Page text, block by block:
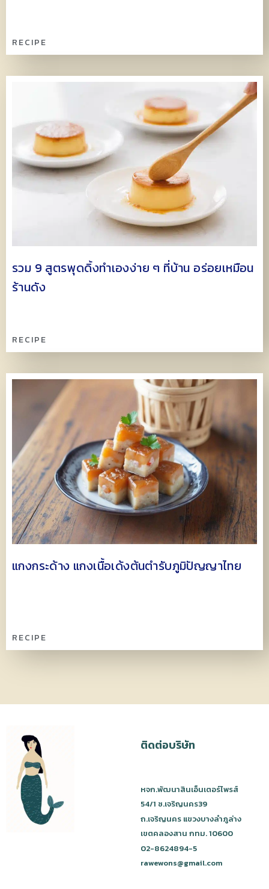
RECIPE
รวม 9 สูตรพุดดิ้งทำเองง่าย ๆ ที่บ้าน อร่อยเหมือน
ร้านดัง
RECIPE
แกงกระด้าง แกงเนื้อเด้งต้นตำรับภูมิปัญญาไทย
RECIPE
ติดต่อบริษัท
หจก.พัฒนาสินเอ็นเตอร์ไพรส์
54/1 ซ.เจริญนคร39
ถ.เจริญนคร แขวงบางลำภูล่าง
เขตคลองสาน กทม. 10600
02-8624894-5
rawewons@gmail.com